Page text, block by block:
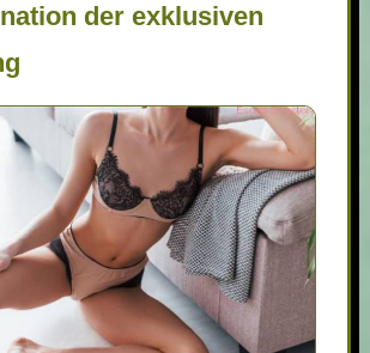
der exklusiven